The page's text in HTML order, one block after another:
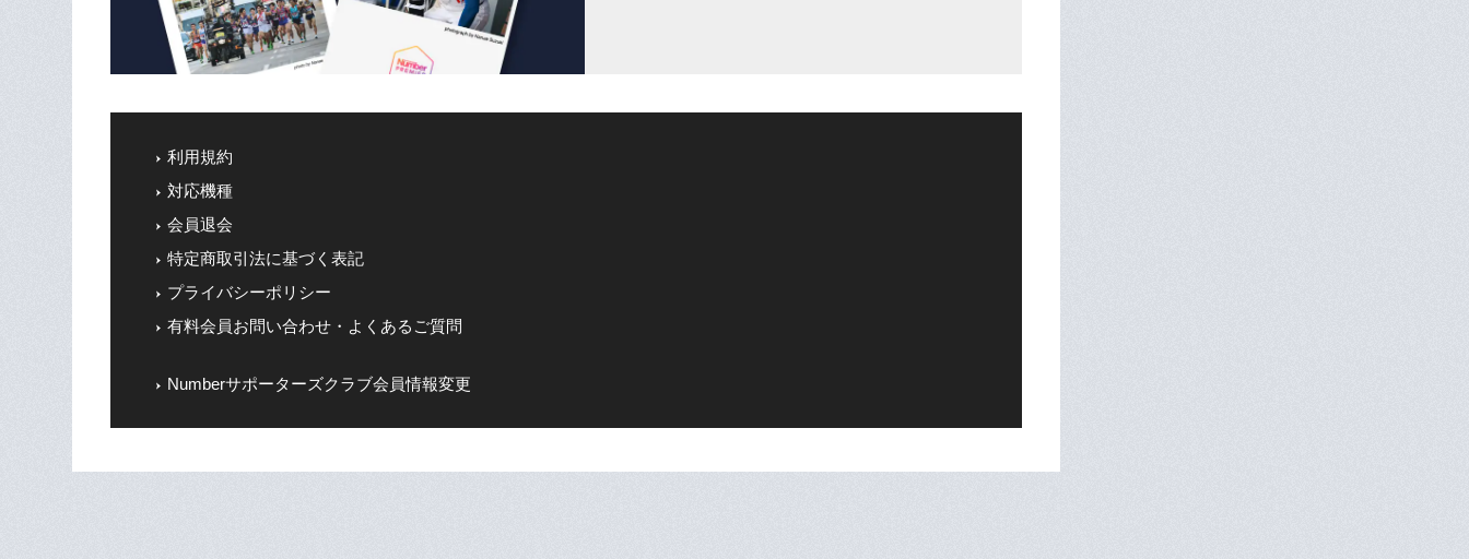
利用規約
対応機種
会員退会
特定商取引法に基づく表記
プライバシーポリシー
有料会員お問い合わせ・よくあるご質問
Numberサポーターズクラブ会員情報変更